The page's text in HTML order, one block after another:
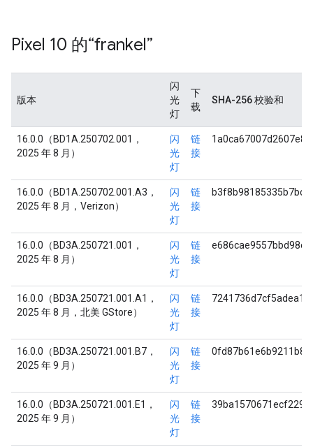
Pixel 10 的“frankel”
版本
闪
光
灯
下
载
SHA-256 校验和
16.0.0（BD1A.250702.001，
2025 年 8 月）
闪
光
灯
链
接
16.0.0（BD1A.250702.001.A3，
2025 年 8 月，Verizon）
闪
光
灯
链
接
16.0.0（BD3A.250721.001，
2025 年 8 月）
闪
光
灯
链
接
16.0.0（BD3A.250721.001.A1，
2025 年 8 月，北美 GStore）
闪
光
灯
链
接
16.0.0（BD3A.250721.001.B7，
2025 年 9 月）
闪
光
灯
链
接
16.0.0（BD3A.250721.001.E1，
2025 年 9 月）
闪
光
灯
链
接